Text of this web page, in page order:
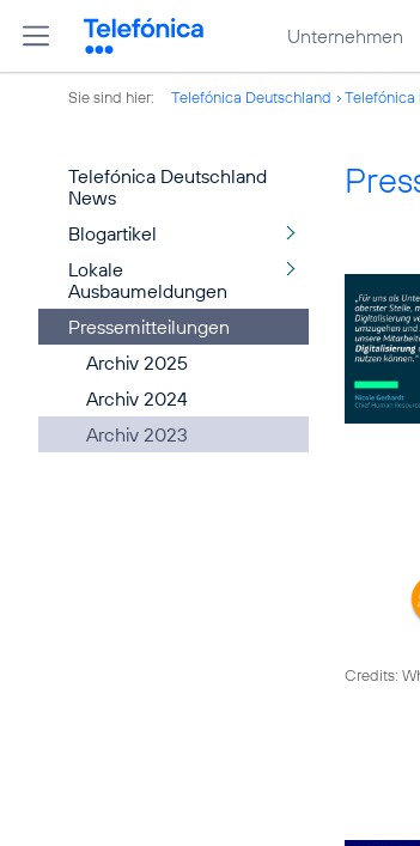
Unternehmen
Sie sind hier: Telefónica Deutschland Telefónica
Telefónica Deutschland
News
Blogartikel
Lokale
Ausbaumeldungen
Pressemitteilungen
Archiv 2025
Archiv 2024
Archiv 2023
Credits: